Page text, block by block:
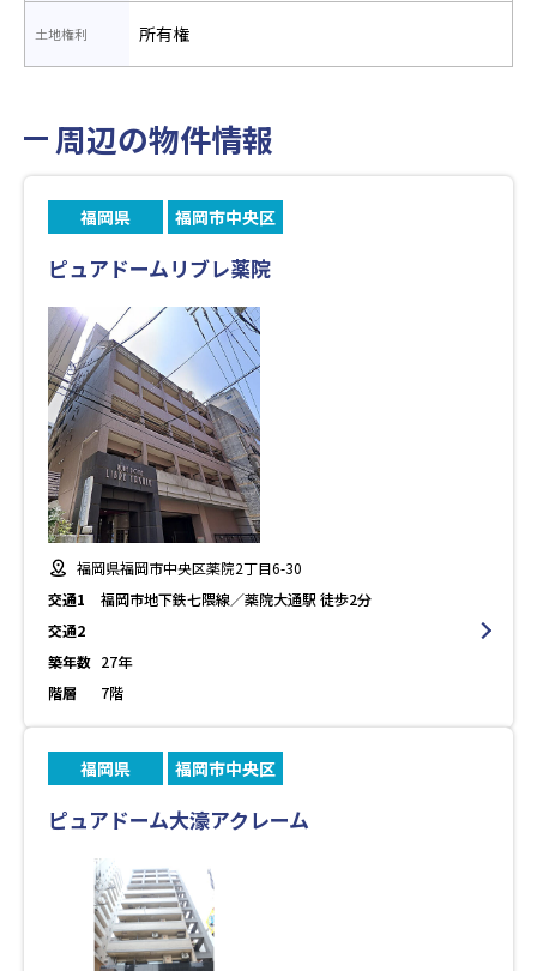
土地権利 所有権
周辺の物件情報
福岡県 福岡市中央区
ピュアドームリブレ薬院
福岡県福岡市中央区薬院2丁目6-30
交通1
福岡市地下鉄七隈線／薬院大通駅 徒歩2分
交通2
築年数 27年
階層
7階
福岡県 福岡市中央区
ピュアドーム大濠アクレーム